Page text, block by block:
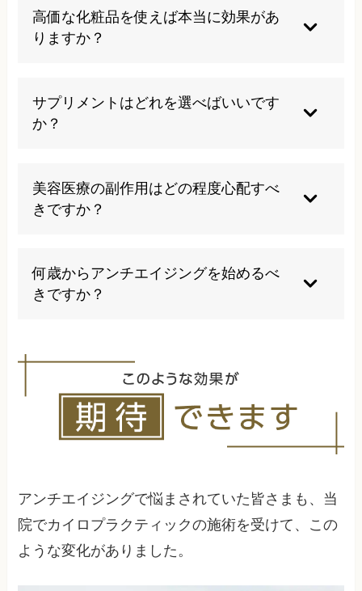
生活習慣、極端なダイエット、ストレスの放置な
どは老化を加速させるため避けるべきです。
高価な化粧品を使えば本当に効果があ
りますか？
自分の肌質や悩みに合った成分が含まれているか
です。継続使用が前提となります。
サプリメントはどれを選べばいいです
か？
に相談して血液検査などを基に選択することをお
勧めします。万能なサプリメントは存在しませ
ん。
美容医療の副作用はどの程度心配すべ
きですか？
前に十分な説明を受け、信頼できる医療機関で行
うことが重要です。
何歳からアンチエイジングを始めるべ
きですか？
すが、何歳からでも始める意味があります。早期
開始ほど効果的な予防が期待できます。
アンチエイジングで悩まされていた皆さまも、当
院でカイロプラクティックの施術を受けて、この
ような変化がありました。